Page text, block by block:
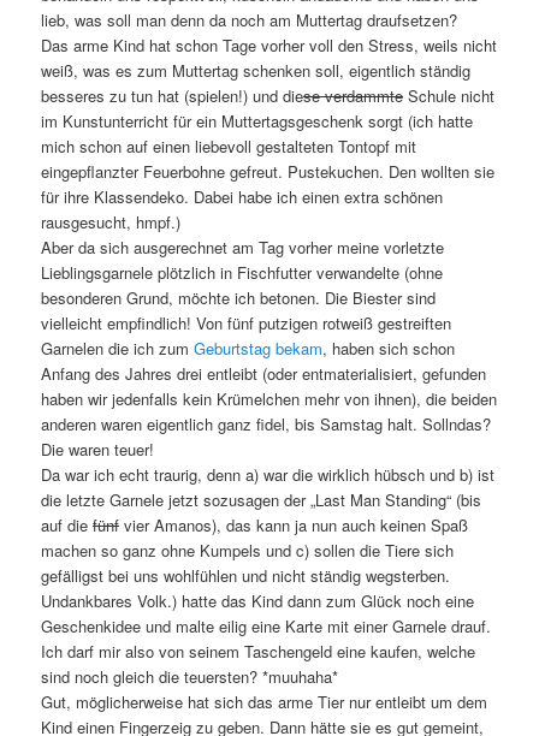
lieb, was soll man denn da noch am Muttertag draufsetzen?
Das arme Kind hat schon Tage vorher voll den Stress, weils nicht
weiß, was es zum Muttertag schenken soll, eigentlich ständig
besseres zu tun hat (spielen!) und diese verdammte Schule nicht
im Kunstunterricht für ein Muttertagsgeschenk sorgt (ich hatte
mich schon auf einen liebevoll gestalteten Tontopf mit
eingepflanzter Feuerbohne gefreut. Pustekuchen. Den wollten sie
für ihre Klassendeko. Dabei habe ich einen extra schönen
rausgesucht, hmpf.)
Aber da sich ausgerechnet am Tag vorher meine vorletzte
Lieblingsgarnele plötzlich in Fischfutter verwandelte (ohne
besonderen Grund, möchte ich betonen. Die Biester sind
vielleicht empfindlich! Von fünf putzigen rotweiß gestreiften
Garnelen die ich zumGeburtstag bekam, haben sich schon
Anfang des Jahres drei entleibt (oder entmaterialisiert, gefunden
haben wir jedenfalls kein Krümelchen mehr von ihnen), die beiden
anderen waren eigentlich ganz fidel, bis Samstag halt. Sollndas?
Die waren teuer!
Da war ich echt traurig, denn a) war die wirklich hübsch und b) ist
die letzte Garnele jetzt sozusagen der „Last Man Standing“ (bis
auf diefünf vier Amanos), das kann ja nun auch keinen Spaß
machen so ganz ohne Kumpels und c) sollen die Tiere sich
gefälligst bei uns wohlfühlen und nicht ständig wegsterben.
Undankbares Volk.) hatte das Kind dann zum Glück noch eine
Geschenkidee und malte eilig eine Karte mit einer Garnele drauf.
Ich darf mir also von seinem Taschengeld eine kaufen, welche
sind noch gleich die teuersten? *muuhaha*
Gut, möglicherweise hat sich das arme Tier nur entleibt um dem
Kind einen Fingerzeig zu geben. Dann hätte sie es gut gemeint,